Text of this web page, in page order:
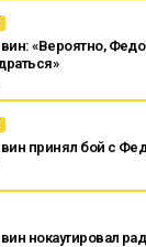
«Вероятно,
принял бой с
нокаутировал